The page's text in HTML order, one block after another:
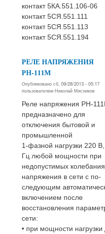
контакт 5КА.551.106-06
контакт 5СЯ.551.111
контакт 5СЯ.551.113
контакт 5СЯ.551.194
РЕЛЕ НАПРЯЖЕНИЯ
РН-111М
Опубликовано сб, 09/28/2013 - 05:17
пользователем Николай Мясников
Реле напряжения РН-
предназначено для
отключения бытовой и
промышленной
1-фазной нагрузки 220
Гц любой мощности при
недопустимых
напряжения в сети с по-
следующим
включением после
восстановления
сети:
• при мощности нагрузки